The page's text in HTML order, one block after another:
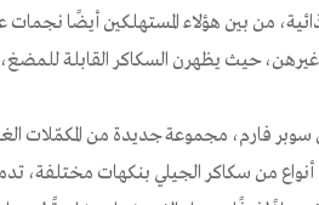
من بين هؤلاء المستهلكين أيضًا
وغيرهن، حيث يظهرن السكاكر القابلة
للمضغ). تضمّ المجموعة 3 أنواع من سكاكر الجيلي بنكهات